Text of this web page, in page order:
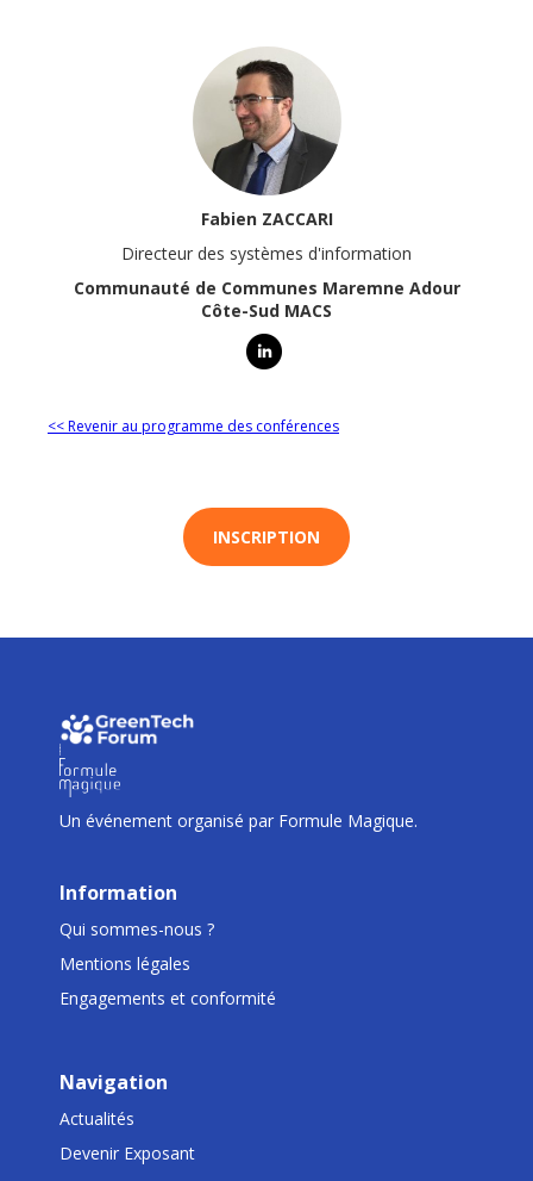
Fabien ZACCARI
Directeur des systèmes d'information
Communauté de Communes Maremne Adour
Côte-Sud MACS
<< Revenir au programme des conférences
INSCRIPTION
III
Un événement organisé par Formule Magique.
Information
Qui sommes-nous ?
Mentions légales
Engagements et conformité
Navigation
Actualités
Devenir Exposant